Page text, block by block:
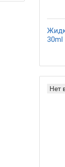
30ml
Нет